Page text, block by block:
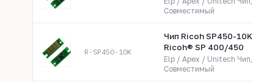
Совместимый
R-SP450-10K
Чип Ricoh SP450-10K для
Ricoh® SP 400/450
Elp / Apex / Unitech Чип,
Совместимый